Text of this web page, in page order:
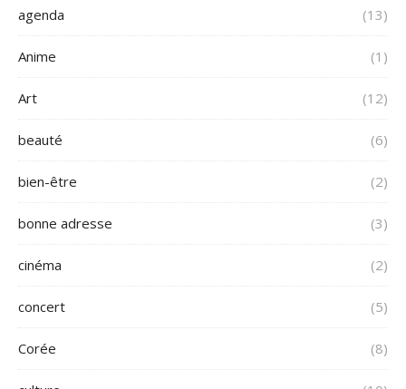
agenda (13)
Anime (1)
Art (12)
beauté (6)
bien-être (2)
bonne adresse (3)
cinéma (2)
concert (5)
Corée (8)